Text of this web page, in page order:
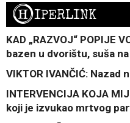
HIPERLINK
KAD „RAZVOJ“ POPIJE
bazen u dvorištu, suša
VIKTOR IVANČIĆ: Nazad
INTERVENCIJA KOJA
koji je izvukao mrtvog